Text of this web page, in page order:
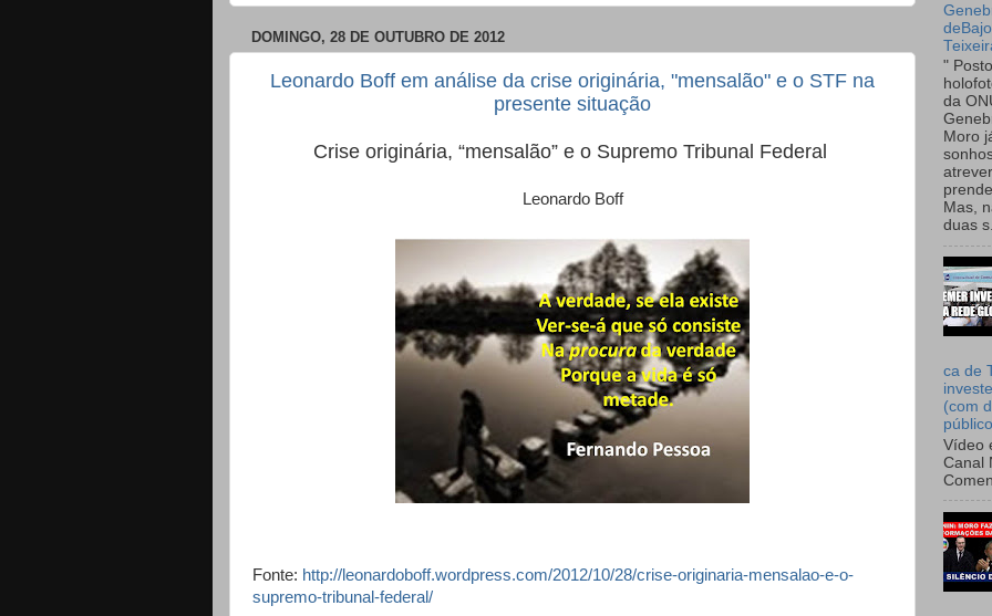
DOMINGO, 28 DE OUTUBRO DE 2012
Leonardo Boff em análise da crise originária, "mensalão" e o STF na
presente situação
Crise originária, “mensalão” e o Supremo Tribunal Federal
Leonardo Boff
Fonte: http://leonardoboff.wordpress.com/2012/10/28/crise-originaria-mensalao-e-o-
supremo-tribunal-federal/
"
da
Moro
Mas,
duas
ca de
(com
Vídeo
Canal